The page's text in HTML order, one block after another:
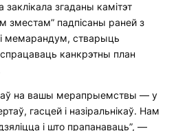
згаданы камітэт
зместам” падпісаны раней з
мемарандум, стварыць
канкрэтны план
на вашы мерапрыемствы — у
гасцей і назіральнікаў. Нам
і што прапанаваць”, —